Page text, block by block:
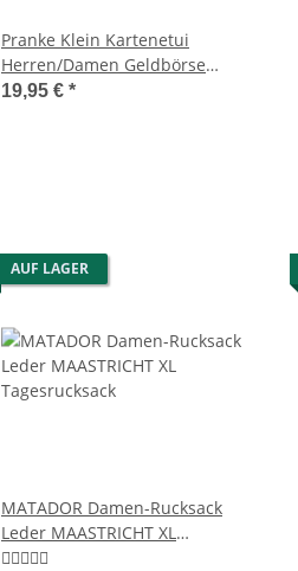
Pranke Klein Kartenetui
Herren/Damen Geldbörse
Portemonnaie aus Weichem
19,95 € *
AUF LAGER
MATADOR Damen-Rucksack
Leder MAASTRICHT XL
Tagesrucksack